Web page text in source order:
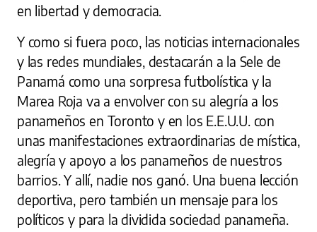
en libertad y democracia.
Y como si fuera poco, las noticias internacionales
y las redes mundiales, destacarán a la Sele de
Panamá como una sorpresa futbolística y la
Marea Roja va a envolver con su alegría a los
panameños en Toronto y en los E.E.U.U. con
unas manifestaciones extraordinarias de mística,
alegría y apoyo a los panameños de nuestros
barrios. Y allí, nadie nos ganó. Una buena lección
deportiva, pero también un mensaje para los
políticos y para la dividida sociedad panameña.